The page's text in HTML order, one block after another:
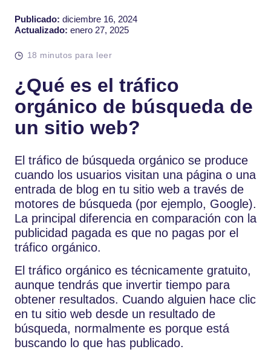
Publicado: diciembre 16, 2024
Actualizado: enero 27, 2025
18 minutos para leer
¿Qué es el tráfico
orgánico de búsqueda de
un sitio web?
El tráfico de búsqueda orgánico se produce
cuando los usuarios visitan una página o una
entrada de blog en tu sitio web a través de
motores de búsqueda (por ejemplo, Google).
La principal diferencia en comparación con la
publicidad pagada es que no pagas por el
tráfico orgánico.
El tráfico orgánico es técnicamente gratuito,
aunque tendrás que invertir tiempo para
obtener resultados. Cuando alguien hace clic
en tu sitio web desde un resultado de
búsqueda, normalmente es porque está
buscando lo que has publicado.